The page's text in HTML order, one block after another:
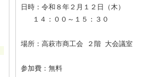
日時：令和８年２月１２日（木）
１４：００～１５：３０
場所：高萩市商工会 ２階 大会議室
参加費：無料